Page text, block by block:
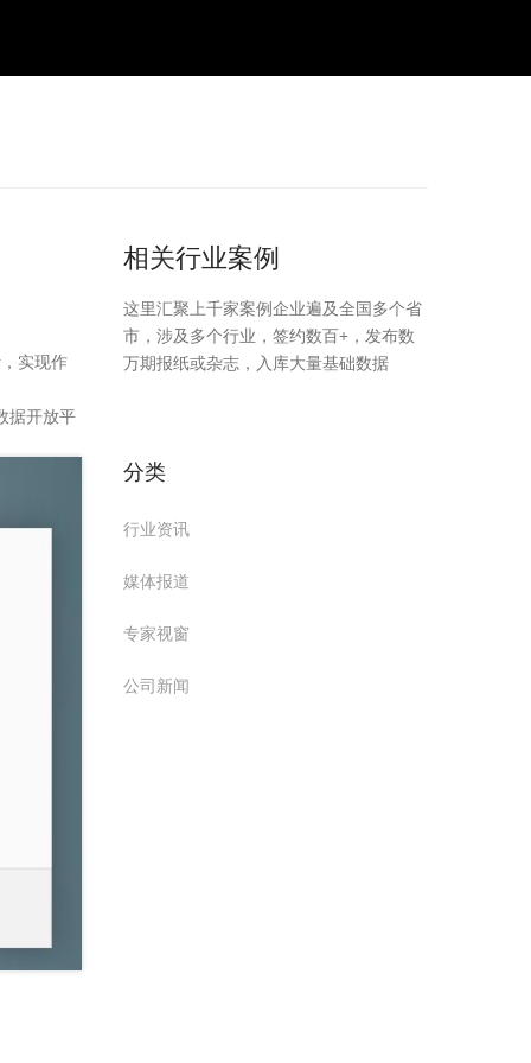
实现作
据开放平
相关行业案例
这里汇聚上千家案例企业遍及全国多个省
市，涉及多个行业，签约数百+，发布数
万期报纸或杂志，入库大量基础数据
分类
行业资讯
媒体报道
专家视窗
公司新闻